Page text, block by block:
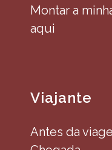
Montar a
aqui
Viajante
Antes da